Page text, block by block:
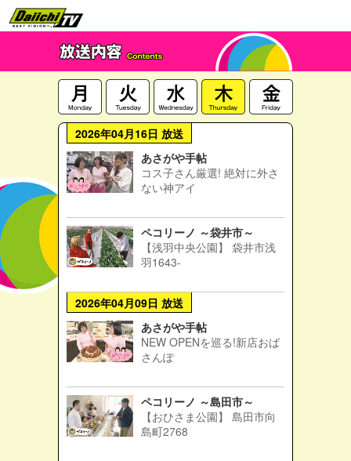
2026年04月16日 放送
あさがや手帖
コス子さん厳選! 絶対に外さ
ない神アイ
ペコリーノ ～袋井市～
【浅羽中央公園】 袋井市浅
羽1643-
2026年04月09日 放送
あさがや手帖
NEW OPENを巡る!新店おば
さんぽ
ペコリーノ ～島田市～
【おひさま公園】 島田市向
島町2768